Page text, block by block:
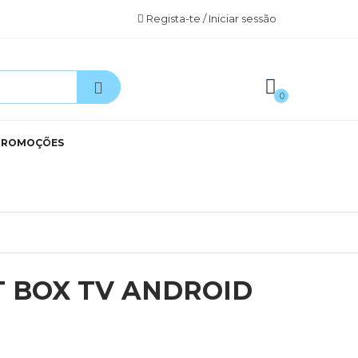
Regista-te / Iniciar sessão
0
BOX TV ANDROID